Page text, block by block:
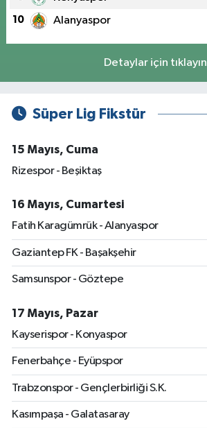
10 Alanyaspor
Detaylar için tıklayın
Süper Lig Fikstür
15 Mayıs, Cuma
Rizespor - Beşiktaş
16 Mayıs, Cumartesi
Fatih Karagümrük - Alanyaspor
Gaziantep FK - Başakşehir
Samsunspor - Göztepe
17 Mayıs, Pazar
Kayserispor - Konyaspor
Fenerbahçe - Eyüpspor
Trabzonspor - Gençlerbirliği S.K.
Kasımpaşa - Galatasaray